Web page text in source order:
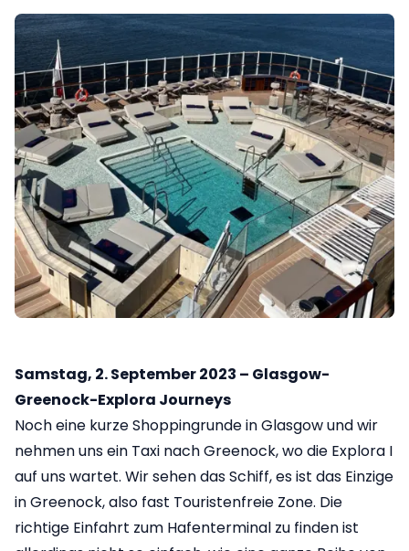
Samstag, 2. September 2023 – Glasgow-
Greenock-Explora Journeys
Noch eine kurze Shoppingrunde in Glasgow und wir
nehmen uns ein Taxi nach Greenock, wo die Explora I
auf uns wartet. Wir sehen das Schiff, es ist das Einzige
in Greenock, also fast Touristenfreie Zone. Die
richtige Einfahrt zum Hafenterminal zu finden ist